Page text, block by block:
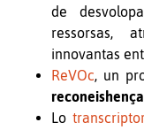
de
ressorsas,
innovantas
ReVOc, un
Lo